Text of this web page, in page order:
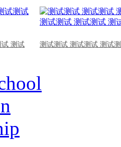
测试 测试测试 测试测试 测试